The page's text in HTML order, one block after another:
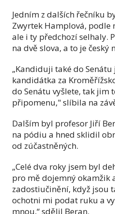
Jedním z dalších řečníku
Zwyrtek Hamplová, podle
ale i ty předchozí selhaly.
na dvě slova, a to je
„Kandiduji také do Senátu
kandidátka za
do Senátu vyšlete, tak jim
připomenu," slíbila na
Dalším byl profesor Jiří
na pódiu a hned sklidil
od zúčastněných.
„Celé dva roky jsem byl
pro mě dojemný okamžik
zadostiučinění, když jsou
ochotni mi podat ruku a
mnou,“ sdělil Beran.